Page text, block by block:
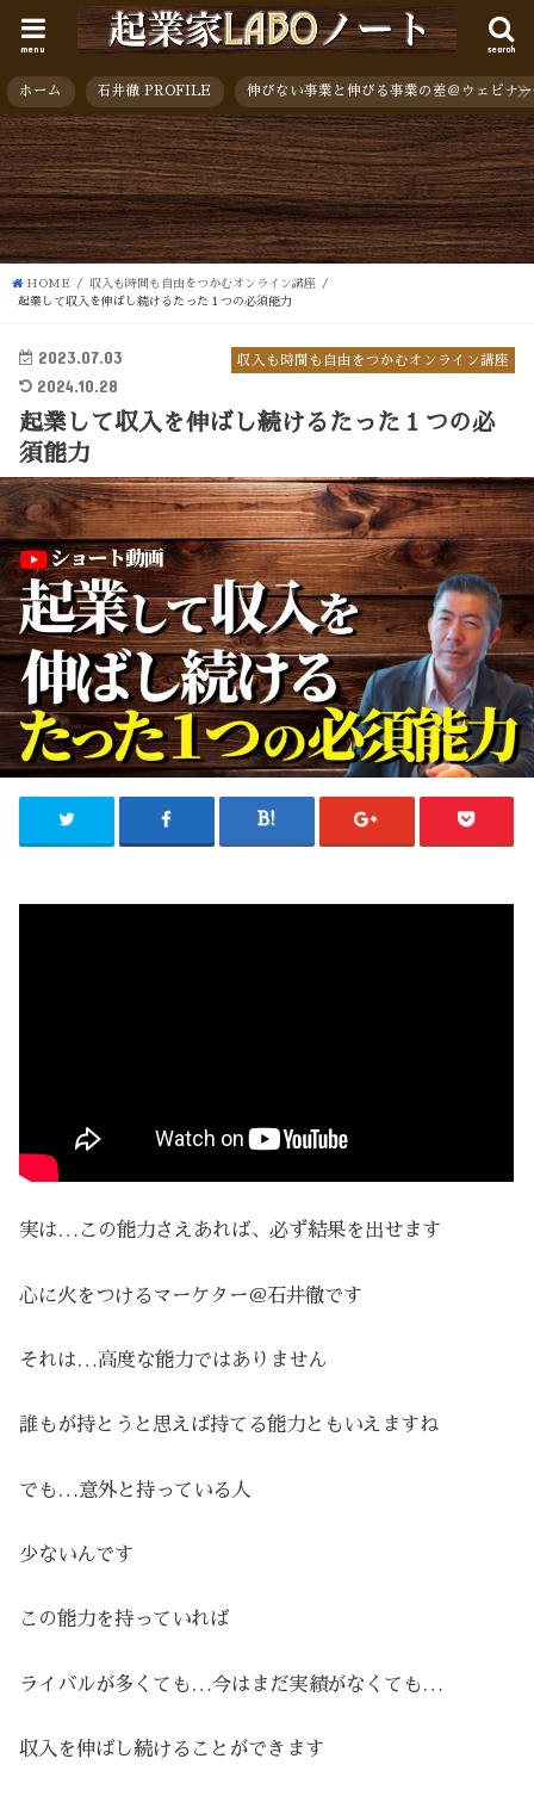
search
menu
ホーム 石井徹 PROFILE 伸びない事業と伸びる事業の差＠ウェビナ
HOME
収入も時間も自由をつかむオンライン講座
起業して収入を伸ばし続けるたった１つの必須能力
収入も時間も自由をつかむオンライン講座
2023.07.03
2024.10.28
起業して収入を伸ばし続けるたった１つの必
須能力
実は…この能力さえあれば、必ず結果を出せます
心に火をつけるマーケター＠石井徹です
それは…高度な能力ではありません
誰もが持とうと思えば持てる能力ともいえますね
でも…意外と持っている人
少ないんです
この能力を持っていれば
ライバルが多くても…今はまだ実績がなくても…
収入を伸ばし続けることができます